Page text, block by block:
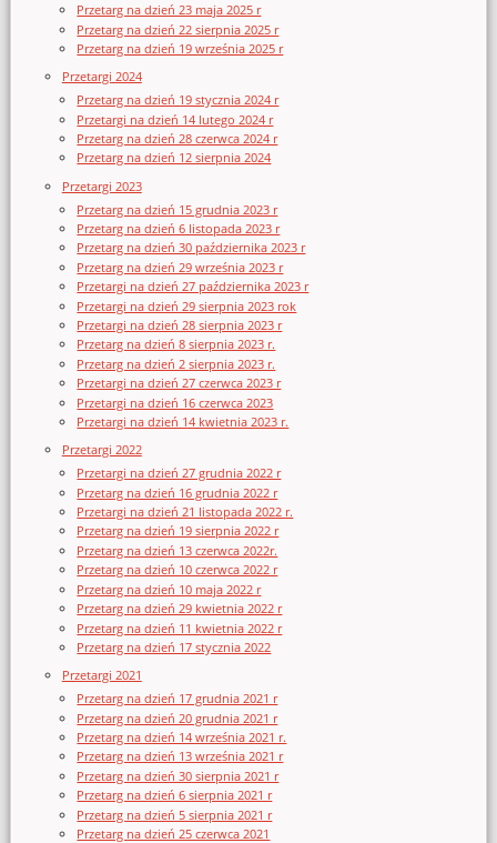
Przetarg na dzień 23 maja 2025 r
Przetarg na dzień 22 sierpnia 2025 r
Przetarg na dzień 19 września 2025 r
Przetargi 2024
Przetarg na dzień 19 stycznia 2024 r
Przetargi na dzień 14 lutego 2024 r
Przetarg na dzień 28 czerwca 2024 r
Przetarg na dzień 12 sierpnia 2024
Przetargi 2023
Przetarg na dzień 15 grudnia 2023 r
Przetarg na dzień 6 listopada 2023 r
Przetarg na dzień 30 października 2023 r
Przetarg na dzień 29 września 2023 r
Przetargi na dzień 27 października 2023 r
Przetargi na dzień 29 sierpnia 2023 rok
Przetargi na dzień 28 sierpnia 2023 r
Przetarg na dzień 8 sierpnia 2023 r.
Przetarg na dzień 2 sierpnia 2023 r.
Przetargi na dzień 27 czerwca 2023 r
Przetargi na dzień 16 czerwca 2023
Przetargi na dzień 14 kwietnia 2023 r.
Przetargi 2022
Przetargi na dzień 27 grudnia 2022 r
Przetarg na dzień 16 grudnia 2022 r
Przetargi na dzień 21 listopada 2022 r.
Przetarg na dzień 19 sierpnia 2022 r
Przetarg na dzień 13 czerwca 2022r.
Przetarg na dzień 10 czerwca 2022 r
Przetarg na dzień 10 maja 2022 r
Przetarg na dzień 29 kwietnia 2022 r
Przetarg na dzień 11 kwietnia 2022 r
Przetarg na dzień 17 stycznia 2022
Przetargi 2021
Przetarg na dzień 17 grudnia 2021 r
Przetarg na dzień 20 grudnia 2021 r
Przetarg na dzień 14 września 2021 r.
Przetarg na dzień 13 września 2021 r
Przetarg na dzień 30 sierpnia 2021 r
Przetarg na dzień 6 sierpnia 2021 r
Przetarg na dzień 5 sierpnia 2021 r
Przetarg na dzień 25 czerwca 2021